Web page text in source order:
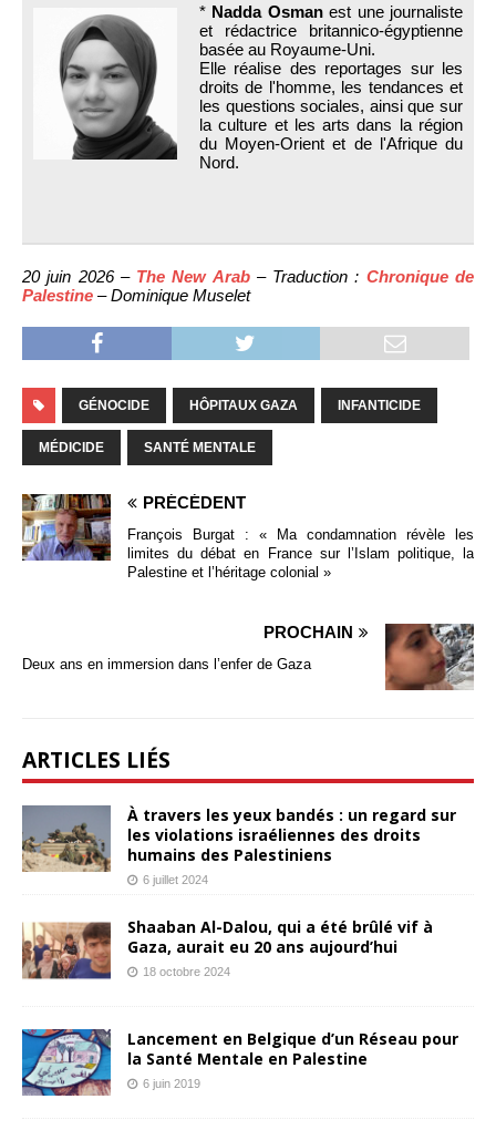
* Nadda Osmanest une journaliste
et rédactrice britannico-égyptienne
basée au Royaume-Uni.
Elle réalise des reportages sur les
droits de l'homme, les tendances et
les questions sociales, ainsi que sur
la culture et les arts dans la région
du Moyen-Orient et de l'Afrique du
Nord.
20 juin 2026 – The New Arab– Traduction : Chronique de
Palestine – Dominique Muselet
GÉNOCIDE HÔPITAUX GAZA INFANTICIDE
MÉDICIDE SANTÉ MENTALE
PRÉCÉDENT
François Burgat : « Ma condamnation révèle les
limites du débat en France sur l’Islam politique, la
Palestine et l’héritage colonial »
PROCHAIN
Deux ans en immersion dans l’enfer de Gaza
ARTICLES LIÉS
À travers les yeux bandés : un regard sur
les violations israéliennes des droits
humains des Palestiniens
6 juillet 2024
Shaaban Al-Dalou, qui a été brûlé vif à
Gaza, aurait eu 20 ans aujourd’hui
18 octobre 2024
Lancement en Belgique d’un Réseau pour
la Santé Mentale en Palestine
6 juin 2019